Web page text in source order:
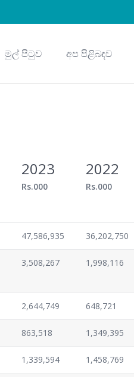
මුල් පිටුව අප පිළිබඳව
2023
Rs.000
2022
Rs.000
47,586,935 36,202,750
3,508,267 1,998,116
2,644,749 648,721
863,518 1,349,395
1,339,594 1,458,769